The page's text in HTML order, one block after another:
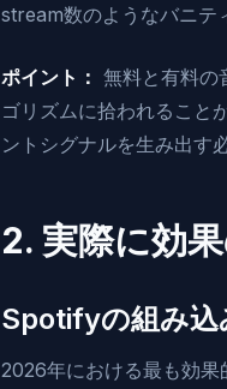
stream数のようなバニテ
ポイント： 無料と有料の
ゴリズムに拾われること
ントシグナルを生み出す
2. 実際に効
Spotifyの組み込
2026年における最も効